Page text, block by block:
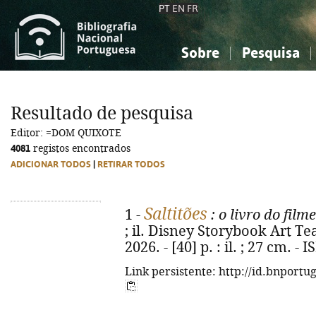
PT EN FR
Sobre Pesquisa
Ciências sociais...
Ciências sociais...
Resultado de pesquisa
Editor: =DOM QUIXOTE
4081 registos encontrados
ADICIONAR TODOS RETIRAR TODOS
1 - Saltitões : o livro do filme
; il. Disney Storybook Art
2026. - [40] p. : il. ; 27 cm. -
Link persistente: http://